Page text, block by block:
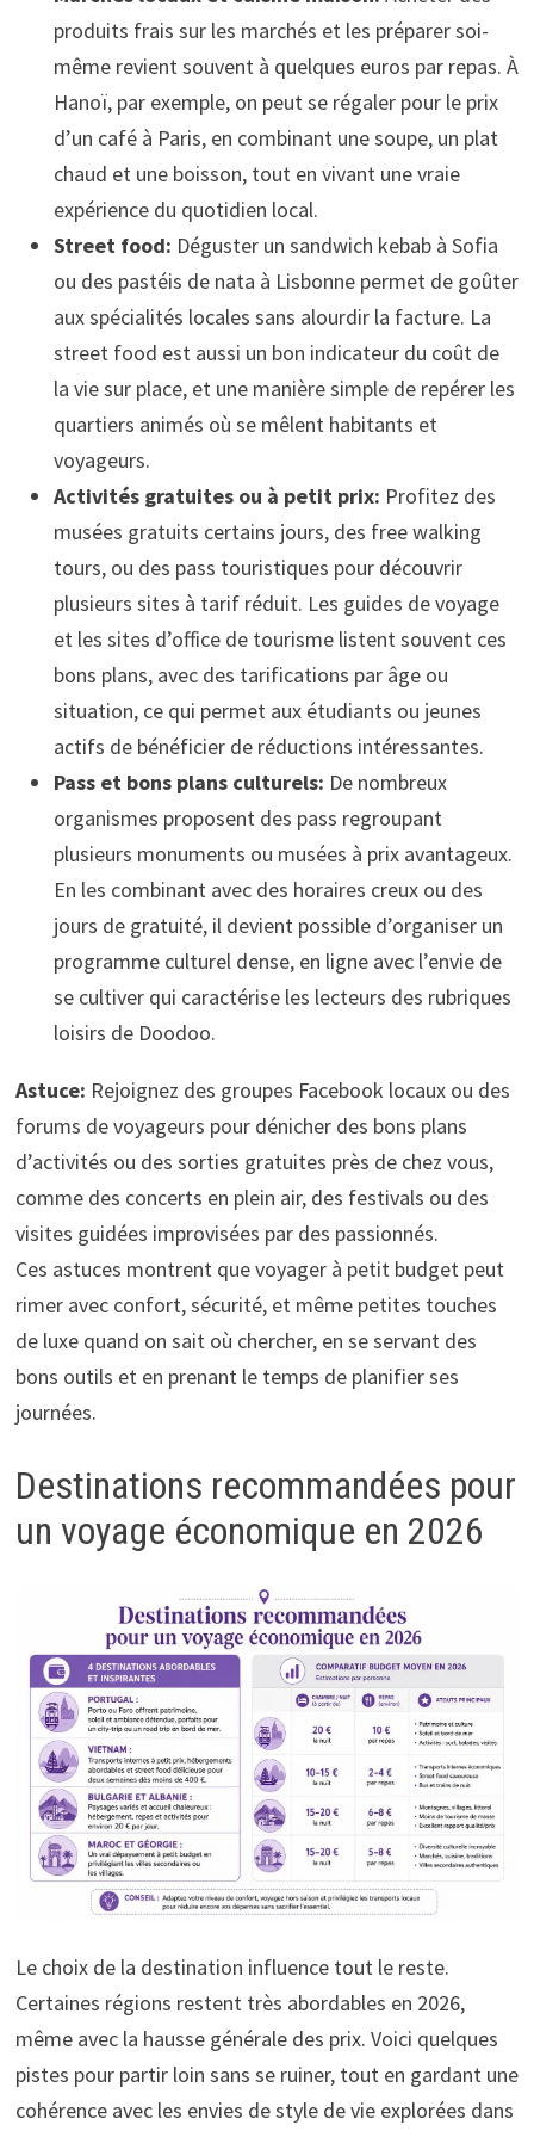
produits frais sur les marchés et les préparer soi-
même revient souvent à quelques euros par repas. À
Hanoï, par exemple, on peut se régaler pour le prix
d’un café à Paris, en combinant une soupe, un plat
chaud et une boisson, tout en vivant une vraie
expérience du quotidien local.
Street food: Déguster un sandwich kebab à Sofia
ou des pastéis de nata à Lisbonne permet de goûter
aux spécialités locales sans alourdir la facture. La
street food est aussi un bon indicateur du coût de
la vie sur place, et une manière simple de repérer les
quartiers animés où se mêlent habitants et
voyageurs.
Activités gratuites ou à petit prix: Profitez des
musées gratuits certains jours, des free walking
tours, ou des pass touristiques pour découvrir
plusieurs sites à tarif réduit. Les guides de voyage
et les sites d’office de tourisme listent souvent ces
bons plans, avec des tarifications par âge ou
situation, ce qui permet aux étudiants ou jeunes
actifs de bénéficier de réductions intéressantes.
Pass et bons plans culturels: De nombreux
organismes proposent des pass regroupant
plusieurs monuments ou musées à prix avantageux.
En les combinant avec des horaires creux ou des
jours de gratuité, il devient possible d’organiser un
programme culturel dense, en ligne avec l’envie de
se cultiver qui caractérise les lecteurs des rubriques
loisirs de Doodoo.
Astuce: Rejoignez des groupes Facebook locaux ou des
forums de voyageurs pour dénicher des bons plans
d’activités ou des sorties gratuites près de chez vous,
comme des concerts en plein air, des festivals ou des
visites guidées improvisées par des passionnés.
Ces astuces montrent que voyager à petit budget peut
rimer avec confort, sécurité, et même petites touches
de luxe quand on sait où chercher, en se servant des
bons outils et en prenant le temps de planifier ses
journées.
Destinations recommandées pour
un voyage économique en 2026
Le choix de la destination influence tout le reste.
Certaines régions restent très abordables en 2026,
même avec la hausse générale des prix. Voici quelques
pistes pour partir loin sans se ruiner, tout en gardant une
cohérence avec les envies de style de vie explorées dans